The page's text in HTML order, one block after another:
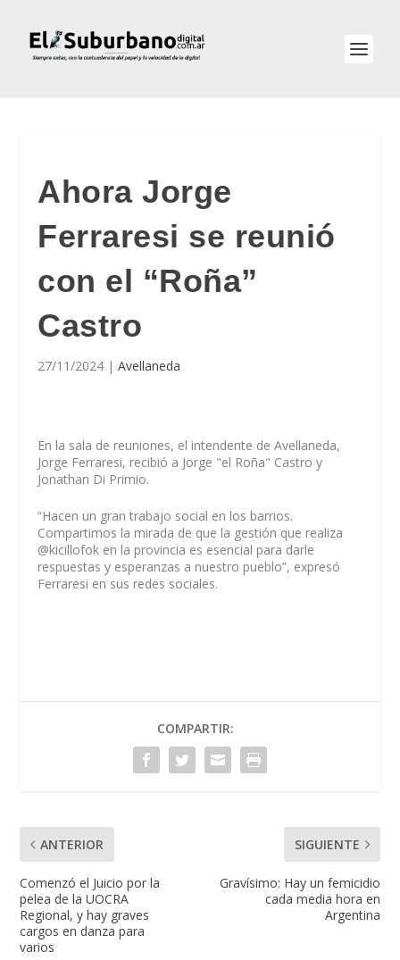
Ahora Jorge
Ferraresi se reunió
con el “Roña”
Castro
27/11/2024 |Avellaneda
En la sala de reuniones, el intendente de Avellaneda,
Jorge Ferraresi, recibió a Jorge "el Roña" Castro y
Jonathan Di Primio.
“Hacen un gran trabajo social en los barrios.
Compartimos la mirada de que la gestión que realiza
@kicillofok en la provincia es esencial para darle
respuestas y esperanzas a nuestro pueblo”, expresó
Ferraresi en sus redes sociales.
COMPARTIR:
ANTERIOR
Comenzó el Juicio por la
pelea de la UOCRA
Regional, y hay graves
cargos en danza para
varios
SIGUIENTE
Gravísimo: Hay un femicidio
cada media hora en
Argentina